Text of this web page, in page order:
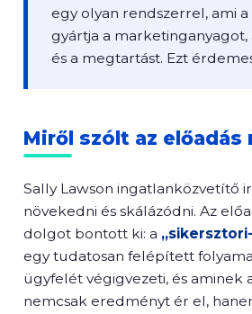
egy olyan rendszerrel, ami
gyártja a
és a megtartást. Ezt
Miről szólt az előadás
Sally Lawson ingatlanközvetítő
növekedni és skálázódni. Az
dolgot bontott ki: a
egy tudatosan felépített
ügyfelét végigvezeti, és aminek
nemcsak eredményt ér el,